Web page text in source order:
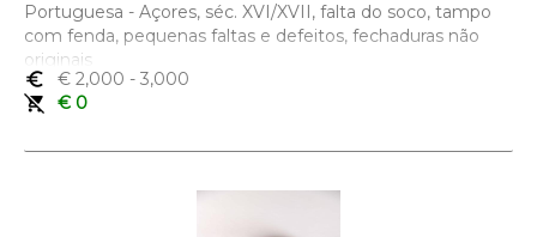
Portuguesa - Açores, séc. XVI/XVII, falta do soco, tampo
com fenda, pequenas faltas e defeitos, fechaduras não
originais
Dimensões (altura x comprimento x largura) - 60 x 160 x
69,5 cm
euro_symbol € 2,000 - 3,000
remove_shopping_cart
€ 0